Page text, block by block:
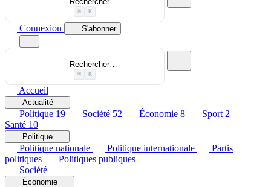
⌘ K
Connexion S'abonner
Rechercher…
⌘ K
Accueil
Actualité
Politique 19 Société 52 Économie 8 Sport 2
Santé 10
Politique
Politique nationale Politique internationale
Partis
politiques
Politiques publiques
Société
Économie